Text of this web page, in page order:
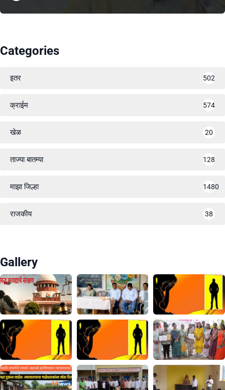
Categories
इतर 502
क्राईम 574
खेळ 20
ताज्या बातम्या 128
माझा जिल्हा 1480
राजकीय 38
Gallery